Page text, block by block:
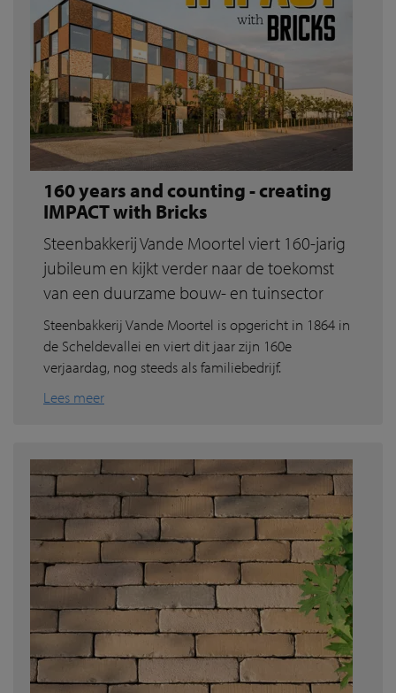
160 years and counting - creating
IMPACT with Bricks
Steenbakkerij Vande Moortel viert 160-jarig
jubileum en kijkt verder naar de toekomst
van een duurzame bouw- en tuinsector
Steenbakkerij Vande Moortel is opgericht in 1864 in
de Scheldevallei en viert dit jaar zijn 160e
verjaardag, nog steeds als familiebedrijf.
Lees meer